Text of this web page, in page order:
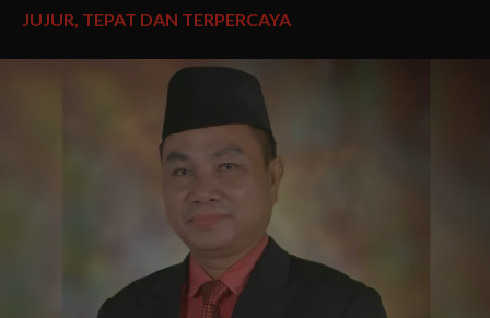
JUJUR, TEPAT DAN TERPERCAYA